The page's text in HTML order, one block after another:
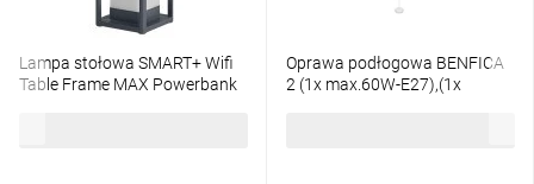
Lampa stołowa SMART+ Wifi
Table Frame MAX Powerbank
Oprawa podłogowa BENFICA
2 (1x max.60W-E27),(1x